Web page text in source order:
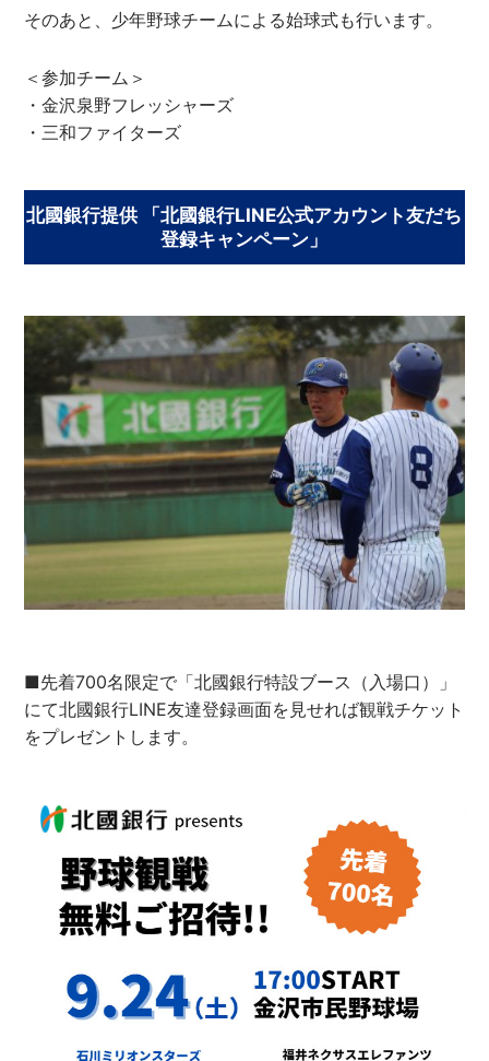
そのあと、少年野球チームによる始球式も行います。
＜参加チーム＞
・金沢泉野フレッシャーズ
・三和ファイターズ
北國銀行提供 「北國銀行LINE公式アカウント友だち
登録キャンペーン」
■先着700名限定で「北國銀行特設ブース（入場口）」
にて北國銀行LINE友達登録画面を見せれば観戦チケット
をプレゼントします。